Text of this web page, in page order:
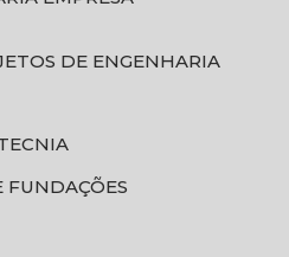
DE ENGENHARIA
FUNDAÇÕES